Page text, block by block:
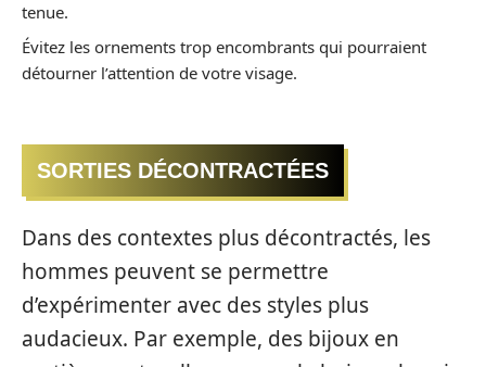
tenue.
Évitez les ornements trop encombrants qui pourraient
détourner l’attention de votre visage.
SORTIES DÉCONTRACTÉES
Dans des contextes plus décontractés, les
hommes peuvent se permettre
d’expérimenter avec des styles plus
audacieux. Par exemple, des bijoux en